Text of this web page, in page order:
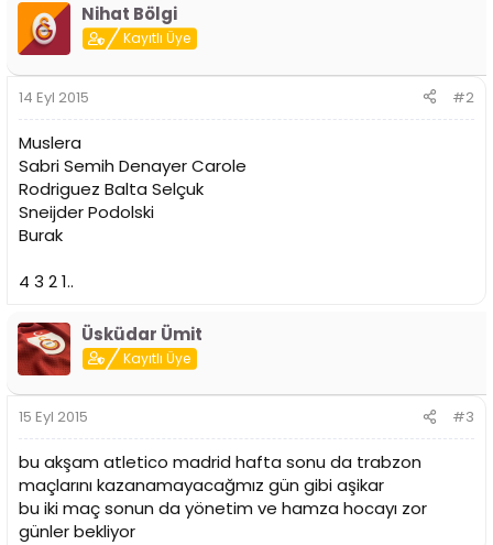
Nihat Bölgi
Kayıtlı Üye
14 Eyl 2015 #2
Muslera
Sabri Semih Denayer Carole
Rodriguez Balta Selçuk
Sneijder Podolski
Burak
4 3 2 1..
Üsküdar Ümit
Kayıtlı Üye
15 Eyl 2015 #3
bu akşam atletico madrid hafta sonu da trabzon
maçlarını kazanamayacağmız gün gibi aşikar
bu iki maç sonun da yönetim ve hamza hocayı zor
günler bekliyor